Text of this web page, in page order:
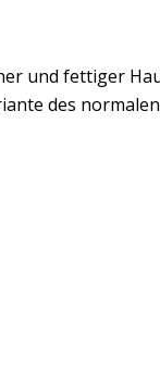
und fettiger
des normalen